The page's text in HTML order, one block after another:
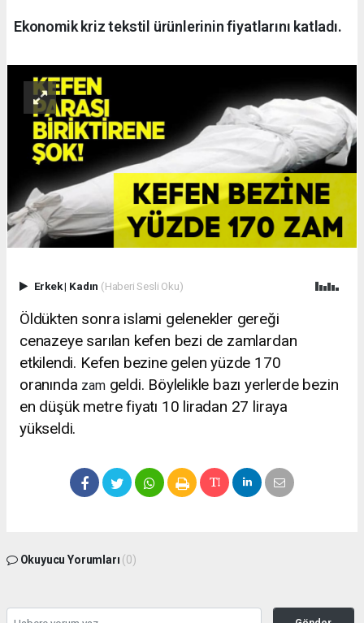
Ekonomik kriz tekstil ürünlerinin fiyatlarını katladı.
Erkek| Kadın (Haberi Sesli Oku)
Öldükten sonra islami gelenekler gereği
cenazeye sarılan kefen bezi de zamlardan
etkilendi. Kefen bezine gelen yüzde 170
oranında zamgeldi. Böylelikle bazı yerlerde bezin
en düşük metre fiyatı 10 liradan 27 liraya
yükseldi.
Okuyucu Yorumları (0)